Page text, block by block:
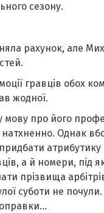
сезону.
рахунок, але
гравців обох
жодної.
мову про його
натхненно. Однак
а й номери, під
прізвища
суботи не